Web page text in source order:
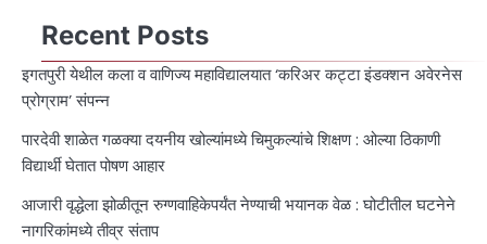
Recent Posts
इगतपुरी येथील कला व वाणिज्य महाविद्यालयात ‘करिअर कट्टा इंडक्शन अवेरनेस
प्रोग्राम’ संपन्न
पारदेवी शाळेत गळक्या दयनीय खोल्यांमध्ये चिमुकल्यांचे शिक्षण : ओल्या ठिकाणी
विद्यार्थी घेतात पोषण आहार
आजारी वृद्धेला झोळीतून रुग्णवाहिकेपर्यंत नेण्याची भयानक वेळ : घोटीतील घटनेने
नागरिकांमध्ये तीव्र संताप